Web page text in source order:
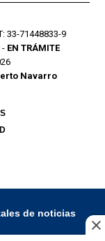
33-71448833-9
- EN TRÁMITE
Navarro
de noticias